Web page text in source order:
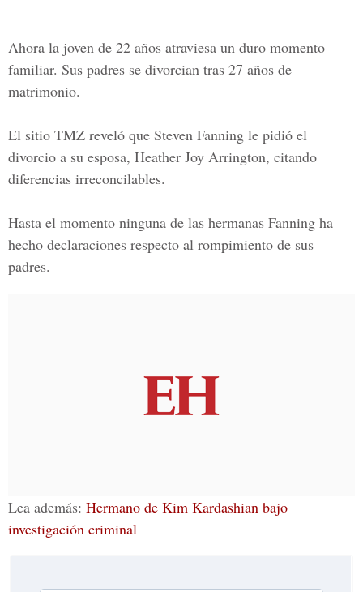
Ahora la joven de 22 años atraviesa un duro momento
familiar. Sus padres se divorcian tras 27 años de
matrimonio.
El sitio TMZ reveló que Steven Fanning le pidió el
divorcio a su esposa, Heather Joy Arrington, citando
diferencias irreconcilables.
Hasta el momento ninguna de las hermanas Fanning ha
hecho declaraciones respecto al rompimiento de sus
padres.
Lea además: Hermano de Kim Kardashian bajo
investigación criminal